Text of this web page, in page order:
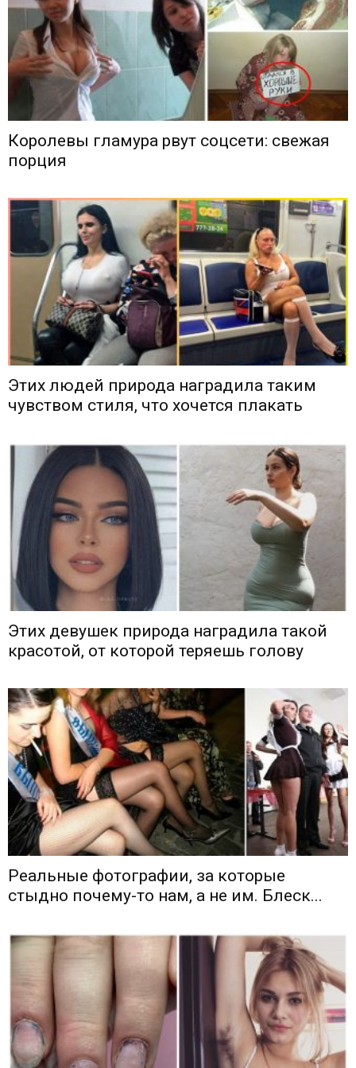
Королевы гламура рвут соцсети: свежая
порция
Этих людей природа наградила таким
чувством стиля, что хочется плакать
Этих девушек природа наградила такой
красотой, от которой теряешь голову
Реальные фотографии, за которые
стыдно почему-то нам, а не им. Блеск...